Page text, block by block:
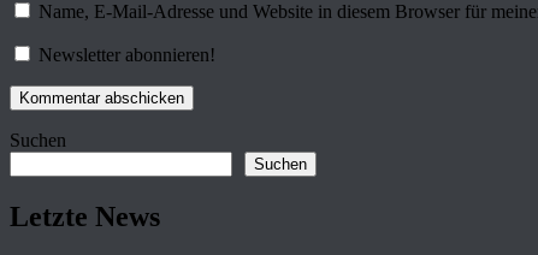
Name, E-Mail-Adresse und Website in diesem Browser für
Newsletter abonnieren!
Suchen
Suchen
Letzte News